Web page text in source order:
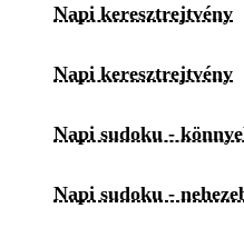
Napi keresztrejtvény
Napi keresztrejtvény
Napi sudoku -
Napi sudoku -